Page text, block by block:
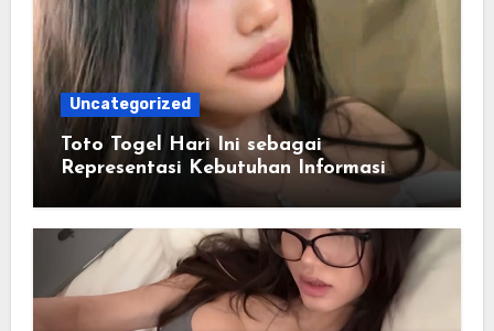
Uncategorized
Toto Togel Hari Ini sebagai
Representasi Kebutuhan Informasi